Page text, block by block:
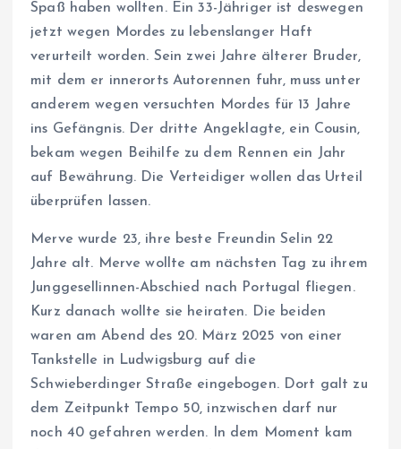
Spaß haben wollten. Ein 33-Jähriger ist deswegen
jetzt wegen Mordes zu lebenslanger Haft
verurteilt worden. Sein zwei Jahre älterer Bruder,
mit dem er innerorts Autorennen fuhr, muss unter
anderem wegen versuchten Mordes für 13 Jahre
ins Gefängnis. Der dritte Angeklagte, ein Cousin,
bekam wegen Beihilfe zu dem Rennen ein Jahr
auf Bewährung. Die Verteidiger wollen das Urteil
überprüfen lassen.
Merve wurde 23, ihre beste Freundin Selin 22
Jahre alt. Merve wollte am nächsten Tag zu ihrem
Junggesellinnen-Abschied nach Portugal fliegen.
Kurz danach wollte sie heiraten. Die beiden
waren am Abend des 20. März 2025 von einer
Tankstelle in Ludwigsburg auf die
Schwieberdinger Straße eingebogen. Dort galt zu
dem Zeitpunkt Tempo 50, inzwischen darf nur
noch 40 gefahren werden. In dem Moment kam